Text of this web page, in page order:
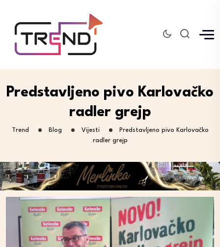
Predstavljeno pivo Karlovačko
radler grejp
Trend Blog Vijesti
Predstavljeno pivo Karlovačko
radler grejp